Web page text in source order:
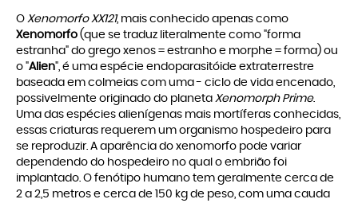
O Xenomorfo XX121, mais conhecido apenas como
Xenomorfo (que se traduz literalmente como "forma
estranha" do grego xenos = estranho e morphe = forma) ou
o "Alien", é uma espécie endoparasitóide extraterrestre
baseada em colmeias com uma - ciclo de vida encenado,
possivelmente originado do planeta Xenomorph Prime.
Uma das espécies alienígenas mais mortíferas conhecidas,
essas criaturas requerem um organismo hospedeiro para
se reproduzir. A aparência do xenomorfo pode variar
dependendo do hospedeiro no qual o embrião foi
implantado. O fenótipo humano tem geralmente cerca de
2 a 2,5 metros e cerca de 150 kg de peso, com uma cauda